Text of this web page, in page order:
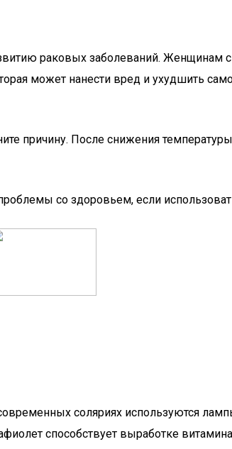
раковых заболеваний. Женщинам
может нанести вред и ухудшить
причину. После снижения
со здоровьем, если
соляриях используются
способствует выработке